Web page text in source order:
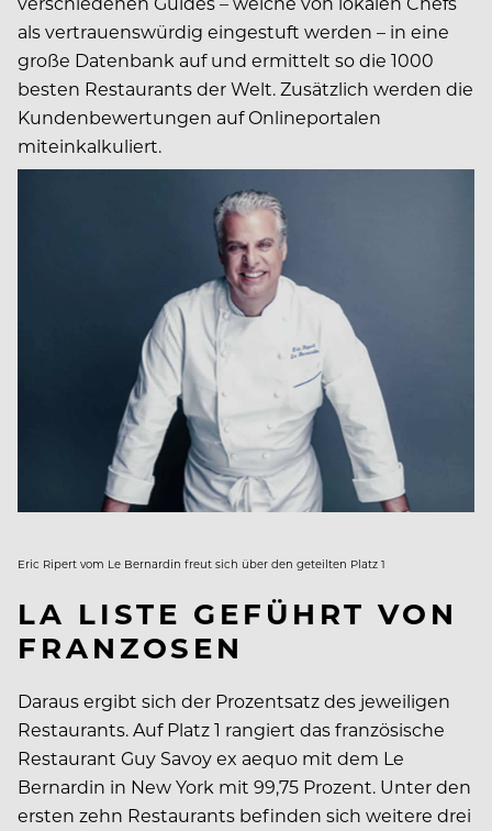
als vertrauenswürdig eingestuft werden – in eine
große Datenbank auf und ermittelt so die 1000
besten Restaurants der Welt. Zusätzlich werden die
Kundenbewertungen auf Onlineportalen
miteinkalkuliert.
Eric Ripert vom Le Bernardin freut sich über den geteilten Platz 1
LA LISTE GEFÜHRT VON
FRANZOSEN
Daraus ergibt sich der Prozentsatz des jeweiligen
Restaurants. Auf Platz 1 rangiert das französische
Restaurant Guy Savoy ex aequo mit dem Le
Bernardin in New York mit 99,75 Prozent. Unter den
ersten zehn Restaurants befinden sich weitere drei